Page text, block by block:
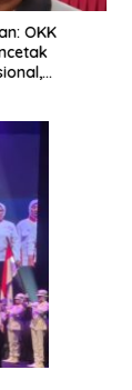
OKK